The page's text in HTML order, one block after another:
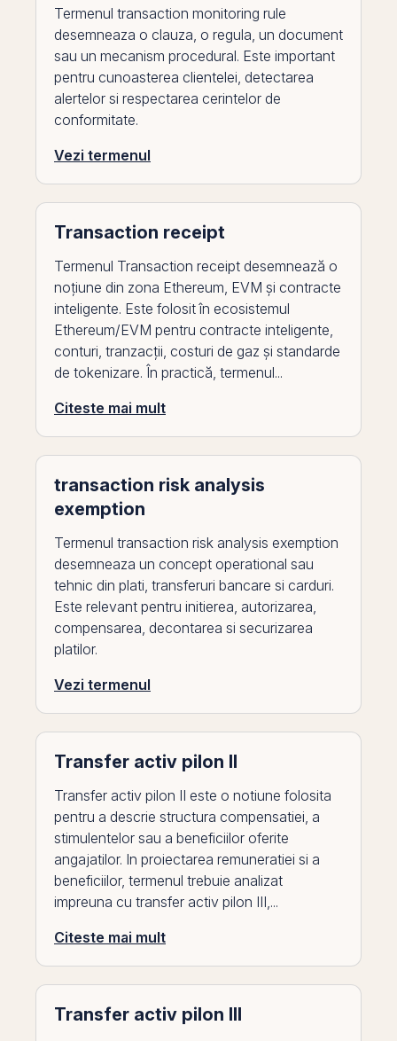
Termenul transaction monitoring rule
desemneaza o clauza, o regula, un document
sau un mecanism procedural. Este important
pentru cunoasterea clientelei, detectarea
alertelor si respectarea cerintelor de
conformitate.
Vezi termenul
Transaction receipt
Termenul Transaction receipt desemnează o
noțiune din zona Ethereum, EVM și contracte
inteligente. Este folosit în ecosistemul
Ethereum/EVM pentru contracte inteligente,
conturi, tranzacții, costuri de gaz și standarde
de tokenizare. În practică, termenul...
Citeste mai mult
transaction risk analysis
exemption
Termenul transaction risk analysis exemption
desemneaza un concept operational sau
tehnic din plati, transferuri bancare si carduri.
Este relevant pentru initierea, autorizarea,
compensarea, decontarea si securizarea
platilor.
Vezi termenul
Transfer activ pilon II
Transfer activ pilon II este o notiune folosita
pentru a descrie structura compensatiei, a
stimulentelor sau a beneficiilor oferite
angajatilor. In proiectarea remuneratiei si a
beneficiilor, termenul trebuie analizat
impreuna cu transfer activ pilon III,...
Citeste mai mult
Transfer activ pilon III